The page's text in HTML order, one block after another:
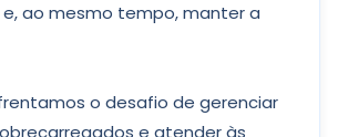
ao mesmo tempo, manter a
o desafio de gerenciar
e atender às